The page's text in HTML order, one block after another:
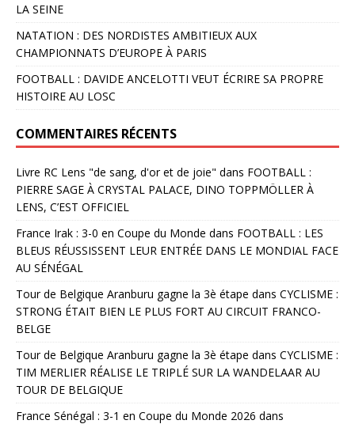
LA SEINE
NATATION : DES NORDISTES AMBITIEUX AUX
CHAMPIONNATS D’EUROPE À PARIS
FOOTBALL : DAVIDE ANCELOTTI VEUT ÉCRIRE SA PROPRE
HISTOIRE AU LOSC
COMMENTAIRES RÉCENTS
Livre RC Lens "de sang, d'or et de joie" dans FOOTBALL :
PIERRE SAGE À CRYSTAL PALACE, DINO TOPPMÖLLER À
LENS, C’EST OFFICIEL
France Irak : 3-0 en Coupe du Monde dans FOOTBALL : LES
BLEUS RÉUSSISSENT LEUR ENTRÉE DANS LE MONDIAL FACE
AU SÉNÉGAL
Tour de Belgique Aranburu gagne la 3è étape dans CYCLISME :
STRONG ÉTAIT BIEN LE PLUS FORT AU CIRCUIT FRANCO-
BELGE
Tour de Belgique Aranburu gagne la 3è étape dans CYCLISME :
TIM MERLIER RÉALISE LE TRIPLÉ SUR LA WANDELAAR AU
TOUR DE BELGIQUE
France Sénégal : 3-1 en Coupe du Monde 2026 dans